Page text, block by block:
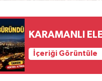
KARAMANLI
İçeriği Görüntüle